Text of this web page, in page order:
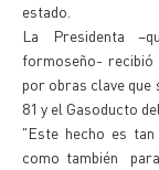
estado.
La Presidenta
formoseño-
por obras clave que
81 y el Gasoducto
"Este hecho es
como también